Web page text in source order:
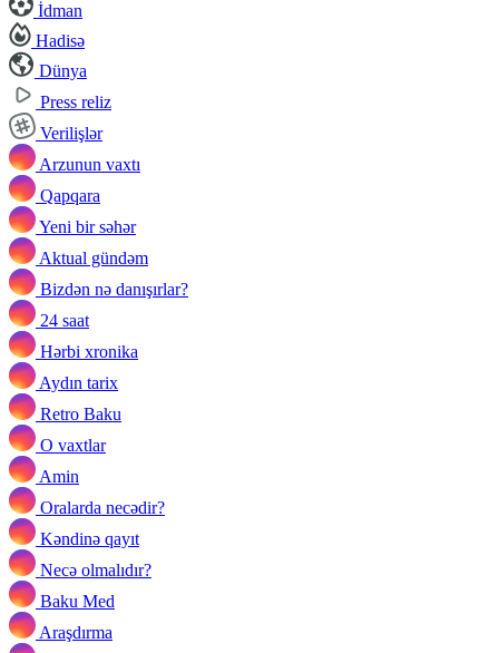
İdman
Hadisə
Dünya
Press reliz
Verilişlər
Arzunun vaxtı
Qapqara
Yeni bir səhər
Aktual gündəm
Bizdən nə danışırlar?
24 saat
Hərbi xronika
Aydın tarix
Retro Baku
O vaxtlar
Amin
Oralarda necədir?
Kəndinə qayıt
Necə olmalıdır?
Baku Med
Araşdırma